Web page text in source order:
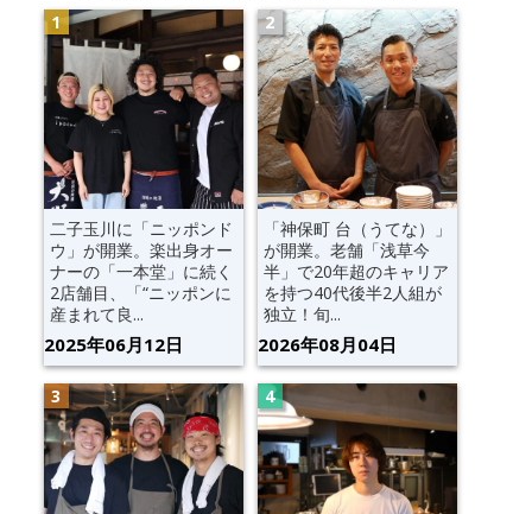
二子玉川に「ニッポンド
ウ」が開業。楽出身オー
ナーの「一本堂」に続く
2店舗目、「“ニッポンに
産まれて良...
2025年06月12日
「神保町 台（うてな）」
が開業。老舗「浅草今
半」で20年超のキャリア
を持つ40代後半2人組が
独立！旬...
2026年08月04日